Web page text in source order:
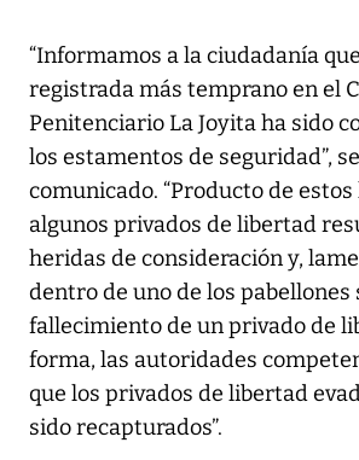
“Informamos a la ciudadanía
registrada más temprano en el
Penitenciario La Joyita ha sido
los estamentos de seguridad”,
comunicado. “Producto de estos
algunos privados de libertad
heridas de consideración y,
dentro de uno de los pabellones
fallecimiento de un privado de
forma, las autoridades
que los privados de libertad
sido recapturados”.